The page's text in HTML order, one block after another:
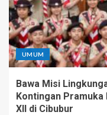
UMUM
Bawa Misi
Kontingan
XII di Cibubur